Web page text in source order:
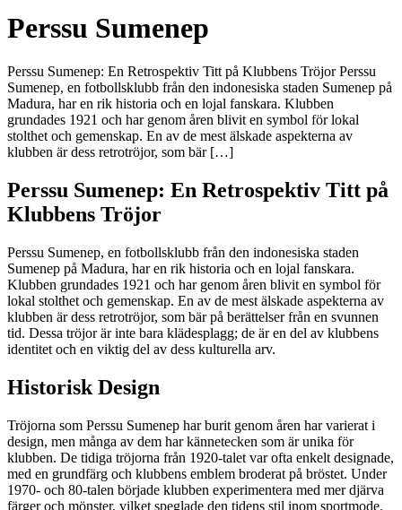
Perssu Sumenep
Perssu Sumenep: En Retrospektiv Titt på Klubbens Tröjor Perssu
Sumenep, en fotbollsklubb från den indonesiska staden Sumenep på
Madura, har en rik historia och en lojal fanskara. Klubben
grundades 1921 och har genom åren blivit en symbol för lokal
stolthet och gemenskap. En av de mest älskade aspekterna av
klubben är dess retrotröjor, som bär […]
Perssu Sumenep: En Retrospektiv Titt på
Klubbens Tröjor
Perssu Sumenep, en fotbollsklubb från den indonesiska staden
Sumenep på Madura, har en rik historia och en lojal fanskara.
Klubben grundades 1921 och har genom åren blivit en symbol för
lokal stolthet och gemenskap. En av de mest älskade aspekterna av
klubben är dess retrotröjor, som bär på berättelser från en svunnen
tid. Dessa tröjor är inte bara klädesplagg; de är en del av klubbens
identitet och en viktig del av dess kulturella arv.
Historisk Design
Tröjorna som Perssu Sumenep har burit genom åren har varierat i
design, men många av dem har kännetecken som är unika för
klubben. De tidiga tröjorna från 1920-talet var ofta enkelt designade,
med en grundfärg och klubbens emblem broderat på bröstet. Under
1970- och 80-talen började klubben experimentera med mer djärva
färger och mönster, vilket speglade den tidens stil inom sportmode.